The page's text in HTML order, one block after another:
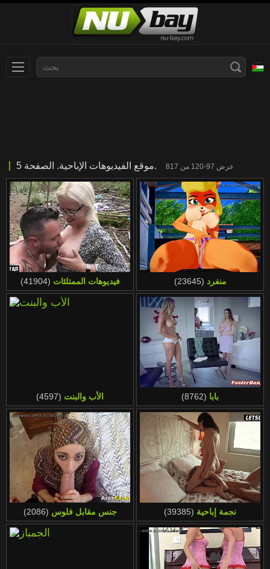
日本語
Suomi
Français
Ελληνικά
Čeština
Magyar
الع َر َب ِية.
Bahasa Indonesia
Русский
Slovenščina
Svenska
汉语
English
Türkçe
Bahasa Melayu
ह िन ्द ी
Nederlands
Italiano
Slovenčina
Српски
موقع الفيديوهات الإباحية. الصفحة 5. عرض 97-120 من 817
فيديوهات الممتلئات (41904) منفرد (23645)
الأب والبنت (4597) بابا (8762)
جنس مقابل فلوس (2086) نجمة إباحية (39385)